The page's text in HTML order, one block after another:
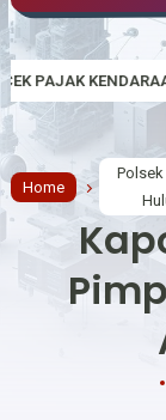
SPBU ADALAH
Home